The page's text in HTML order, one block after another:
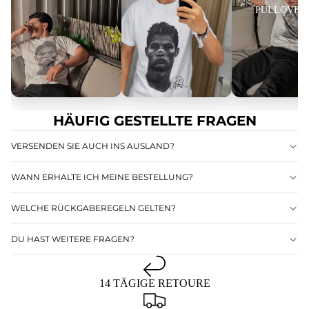
PULLOVER
Wenn du normalerweise GrößeMträgst, wähle M .
Wenn du zwischen
und Mliegst, wähleM.
Eine detaillierte Größentabelle findest du direkt unter dem Produktpreis.
Pflegehinweise
Um die Qualität und Langlebigkeit deiner Artikel zu erhalten, empfehlen wir
Handwäsche.
HÄUFIG GESTELLTE FRAGEN
VERSENDEN SIE AUCH INS AUSLAND?
WANN ERHALTE ICH MEINE BESTELLUNG?
WELCHE RÜCKGABEREGELN GELTEN?
DU HAST WEITERE FRAGEN?
14 TÄGIGE RETOURE